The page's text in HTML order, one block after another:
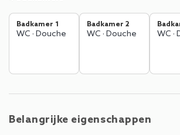
barbecueplek biedt de ideale setting
activiteiten. Het terras en het balkon
woning is aankomen zeer comfortabel.
verwarming en extra voorzieningen
Badkamer 1
WC · Douche
Badkamer 2
WC · Douche WC ·
Belangrijke eigenschappen